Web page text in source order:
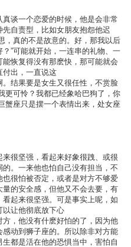
谈一个恋爱的时候，他是会非常
自责型，比如女朋友抱怨他迟
，真的不是故意的。好，那我以后
”可能就开始，一连串的礼物、一
恢复得没有那麽快，那可能就会
付出，一直说这
结果要是女生又很任性，不赏脸
更可怜？我都已经象哈巴狗了，你
蟹座只是摆一个表情出来，处女座
很坚强，看起来好象很跩、或很
。一来他也怕自己没有担当，不
很怕被否定，或者是对方不够爱
的安全感，但他又不会去要，有
起来很坚强。可是事实上呢，如
以让他彻底放下心
，他没有什麽好怕的了，因为他
动到狮子座的。所以除非对方能
都是活在他的恐惧当中，害怕自